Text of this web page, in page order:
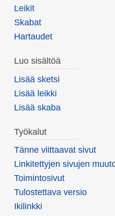
Leikit
Skabat
Hartaudet
Luo sisältöä
Lisää sketsi
Lisää leikki
Lisää skaba
Työkalut
Tänne viittaavat sivut
Linkitettyjen sivujen
Toimintosivut
Tulostettava versio
Ikilinkki